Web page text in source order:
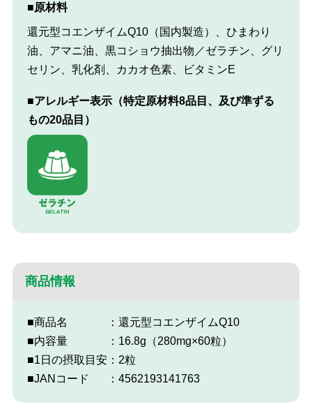
■原材料
還元型コエンザイムQ10（国内製造）、ひまわり
油、アマニ油、黒コショウ抽出物／ゼラチン、グリ
セリン、乳化剤、カカオ色素、ビタミンE
■アレルギー表示（特定原材料8品目、及び準ずる
もの20品目）
商品情報
■商品名
：還元型コエンザイムQ10
■内容量
：16.8g（280mg×60粒）
■1日の摂取目安：2粒
■JANコード
：4562193141763